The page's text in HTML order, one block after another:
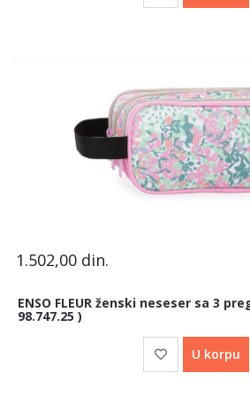
1.502,00 din.
ENSO FLEUR ženski neseser sa 3
98.747.25 )
U korpu